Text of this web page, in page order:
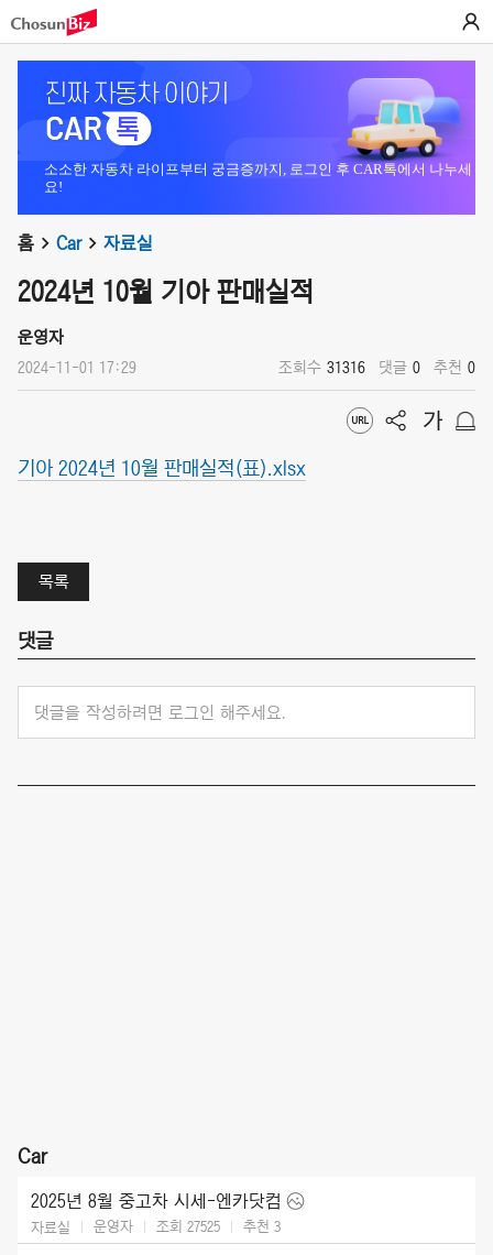
소소한 자동차 라이프부터 궁금증까지, 로그인 후 CAR톡에서 나누세
요!
홈 Car 자료실
2024년 10월 기아 판매실적
운영자
2024-11-01 17:29 조회수 31316 댓글 0 추천 0
기아 2024년 10월 판매실적(표).xlsx
목록
댓글
댓글을 작성하려면 로그인 해주세요.
Car
2025년 8월 중고차 시세-엔카닷컴
자료실 운영자 조회 27525 추천 3